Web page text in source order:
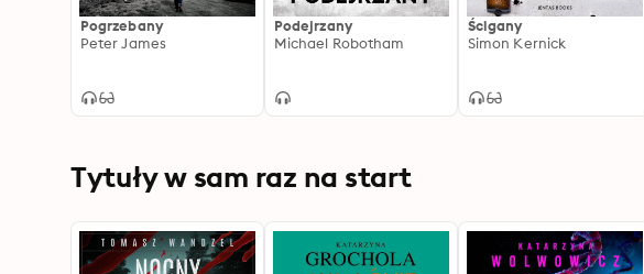
Pogrzebany
Peter James
Podejrzany
Michael Robotham
Ścigany
Simon Kernick
Tytuły w sam raz na start